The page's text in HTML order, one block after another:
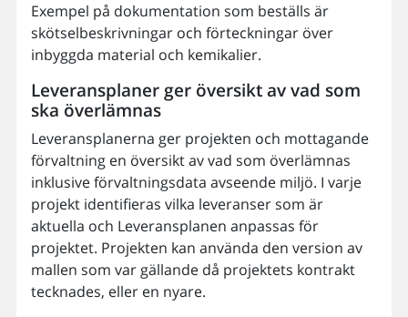
Exempel på dokumentation som beställs är
skötselbeskrivningar och förteckningar över
inbyggda material och kemikalier.
Leveransplaner ger översikt av vad som
ska överlämnas
Leveransplanerna ger projekten och mottagande
förvaltning en översikt av vad som överlämnas
inklusive förvaltningsdata avseende miljö. I varje
projekt identifieras vilka leveranser som är
aktuella och Leveransplanen anpassas för
projektet. Projekten kan använda den version av
mallen som var gällande då projektets kontrakt
tecknades, eller en nyare.